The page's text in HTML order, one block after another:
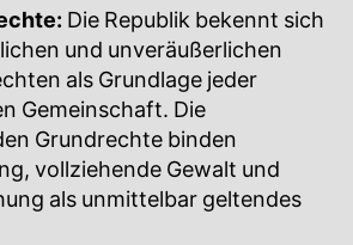
Die Republik bekennt sich
und unveräußerlichen
als Grundlage jeder
Gemeinschaft. Die
Grundrechte binden
vollziehende Gewalt und
als unmittelbar geltendes